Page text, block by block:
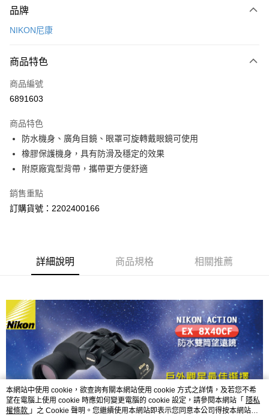
信用卡一次付款
Apple Pay
ATM付款
郵寄到府(台灣本島適用)
每筆NT$100，滿NT$2,000(含以上)免運費
台灣離島寄送(基本運費100元+離島加收80元)
每筆NT$180，滿NT$2,000(含以上)免運費
品牌
NIKON尼康
商品特色
商品編號
6891603
商品特色
防水機身、廣角目鏡、眼罩可旋轉戴眼鏡可使用
橡膠保護機身，具有防滑及穩定的效果
附原廠寬型背帶，攜帶更方便舒適
銷售重點
訂購貨號：2202400166
詳細說明 商品規格 相關推薦
本網站中使用 cookie，欲查詢有關本網站使用 cookie 方式之詳情，及若您不希
望在電腦上使用 cookie 時應如何變更電腦的 cookie 設定，請參閱本網站「 隱私
權條款 」之 Cookie 聲明。您繼續使用本網站即表示您同意本公司得按本網站使